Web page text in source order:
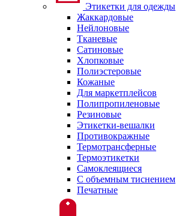
Этикетки для одежды
Жаккардовые
Нейлоновые
Тканевые
Сатиновые
Хлопковые
Полиэстеровые
Кожаные
Для маркетплейсов
Полипропиленовые
Резиновые
Этикетки-вешалки
Противокражные
Термотрансферные
Термоэтикетки
Самоклеящиеся
С объемным тиснением
Печатные